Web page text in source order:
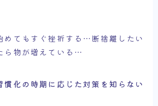
めてもすぐ挫折する…断捨離したい
ら物が増えている…
慣化の時期に応じた対策を知らない